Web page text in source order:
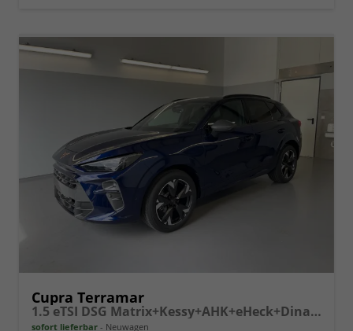
Cupra Terramar
1.5 eTSI DSG Matrix+Kessy+AHK+eHeck+Dinamica+CarPlay+eHeck+GV5
sofort lieferbar Neuwagen